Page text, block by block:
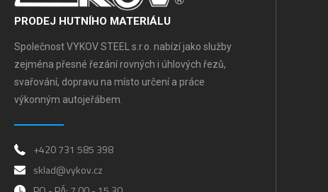
PRODEJ HUTNÍHO MATERIÁLU
Společnost VYKOV STEEL s.r.o. nabízí jako služby
zejména přesné řezání rovných i úhlových řezů,
svařování, dopravu na místo určení a práce
výkonným autojeřábem.
+420 731 585 398
sklad@vykov.cz